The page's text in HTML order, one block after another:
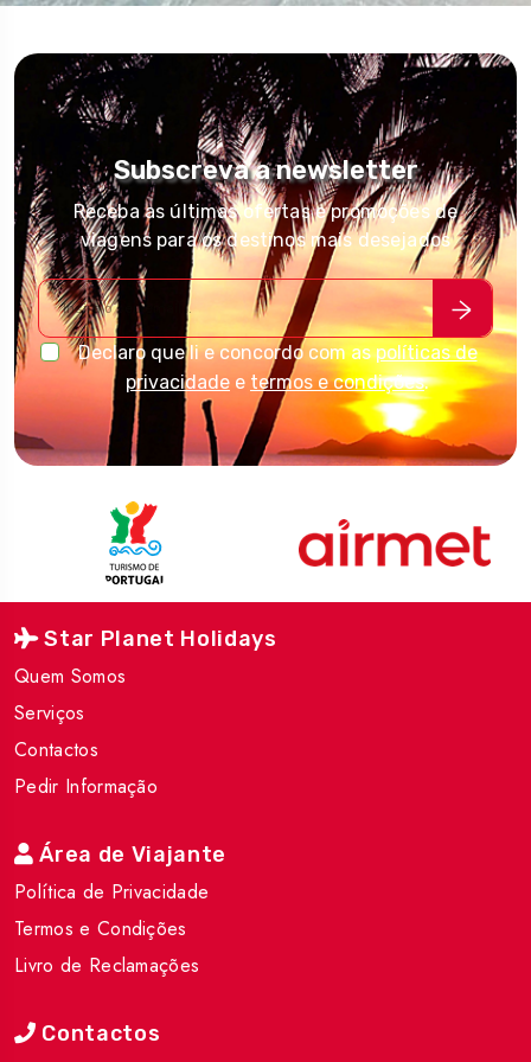
Subscreva a newsletter
Receba as últimas ofertas e promoções de
viagens para os destinos mais desejados
Declaro que li e concordo com aspolíticas de
privacidade e termos e condições.
Star Planet Holidays
Quem Somos
Serviços
Contactos
Pedir Informação
Área de Viajante
Política de Privacidade
Termos e Condições
Livro de Reclamações
Contactos